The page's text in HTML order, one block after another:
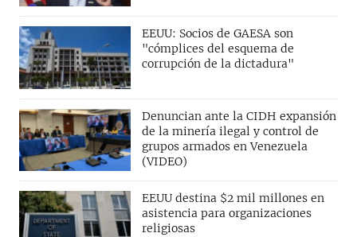
EEUU: Socios de GAESA son
"cómplices del esquema de
corrupción de la dictadura"
Denuncian ante la CIDH expansión
de la minería ilegal y control de
grupos armados en Venezuela
(VIDEO)
EEUU destina $2 mil millones en
asistencia para organizaciones
religiosas